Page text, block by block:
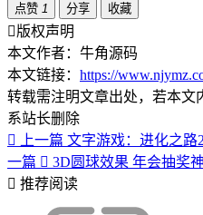
点赞 1 分享 收藏
版权声明
本文作者：牛角源码
本文链接： https://
转载需注明文章出处，若本文
系站长删除
上一篇 文字游戏：进化之路
一篇
3D圆球效果 年会抽奖
推荐阅读